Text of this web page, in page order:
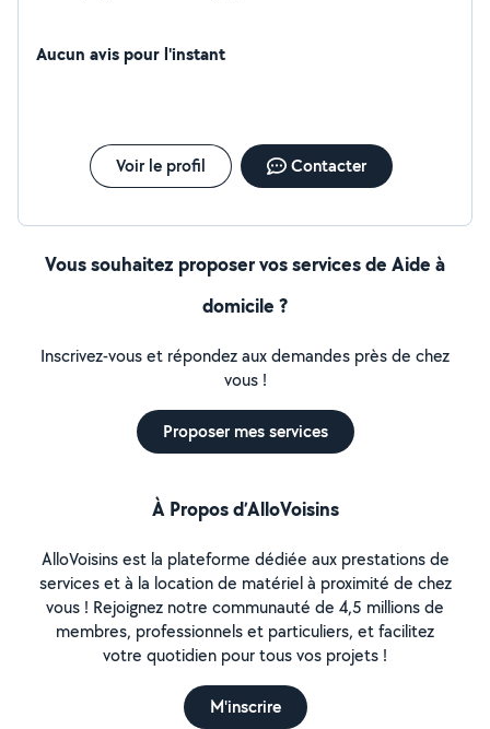
Aucun avis pour l'instant
Voir le profil Contacter
Vous souhaitez proposer vos services de Aide à
domicile ?
Inscrivez-vous et répondez aux demandes près de chez
vous !
Proposer mes services
À Propos d’AlloVoisins
AlloVoisins est la plateforme dédiée aux prestations de
services et à la location de matériel à proximité de chez
vous ! Rejoignez notre communauté de 4,5 millions de
membres, professionnels et particuliers, et facilitez
votre quotidien pour tous vos projets !
M'inscrire